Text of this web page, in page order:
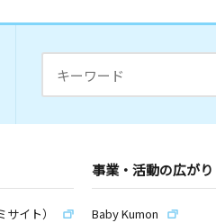
イト）
事業・活動の広がり
Baby Kumon